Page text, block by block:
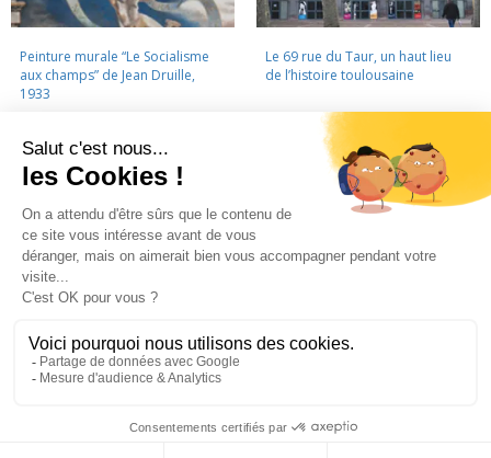
Peinture murale “Le Socialisme
aux champs” de Jean Druille,
1933
Le 69 rue du Taur, un haut lieu
de l’histoire toulousaine
LA CINÉMATHÈQUE · CONTACTS · LETTRE D'INFORMATION ·
PARTENAIRES
MENTIONS LÉGALES
La Cinémathèque de Toulouse
La Cinémathèque de Toulouse © 2015. Tous droits réservés.